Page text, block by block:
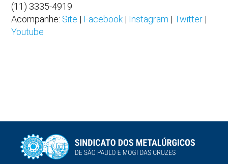
(11) 3335-4919
Acompanhe: Site | Facebook | Instagram |Twitter |
Youtube